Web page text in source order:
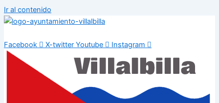
Ir al contenido
Facebook X-twitter Youtube Instagram